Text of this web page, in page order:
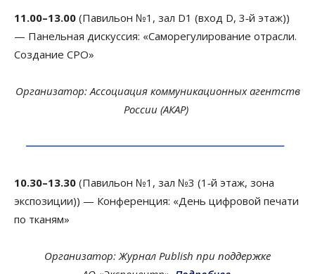
11.00–13.00 (Павильон №1, зал D1 (вход D, 3‑й этаж))
— Панельная дискуссия: «Саморегулирование отрасли.
Создание СРО»
Организатор: Ассоциация комму­ни­ка­ци­онных агентств
России (АКАР)
10.30–13.30 (Павильон №1, зал №3 (1‑й этаж, зона
экспозиции)) — Конференция: «День цифровой печати
по тканям»
Организатор: Журнал Publish при поддержке